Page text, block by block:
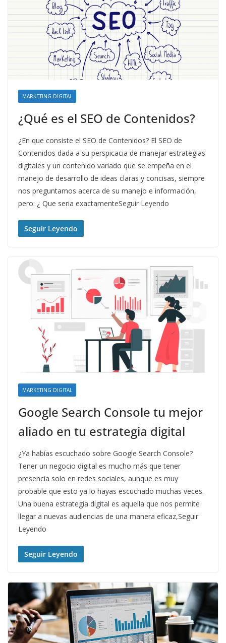
MARKETING DIGITAL
¿Qué es el SEO de Contenidos?
¿En que consiste el SEO de Contenidos? El SEO de
Contenidos dada a su perspicacia de manejar estrategias
digitales y un contenido variado que se empeña en el
manejo de desarrollo de ideas claras y concisas, siempre
nos preguntamos acerca de su manejo e información,
pero: ¿ Que seria exactamenteSeguir Leyendo
Seguir Leyendo
MARKETING DIGITAL
Google Search Console tu mejor
aliado en tu estrategia digital
¿Ya habías escuchado sobre Google Search Console?
Tener un negocio digital es mucho más que tener
presencia solo en redes sociales, aunque es muy
probable que esto ya lo hayas escuchado muchas veces.
Una buena estrategia digital es aquella que nos permite
llegar a nuevas audiencias de una manera eficaz,Seguir
Leyendo
Seguir Leyendo